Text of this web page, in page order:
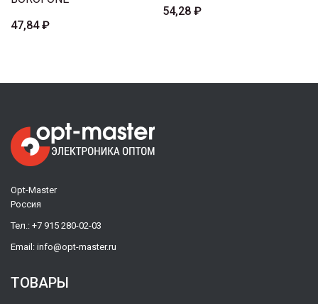
47,84 ₽
54,28 ₽
Opt-Master
Россия
Тел.: +7 915 280-02-03
Email: info@opt-master.ru
ТОВАРЫ